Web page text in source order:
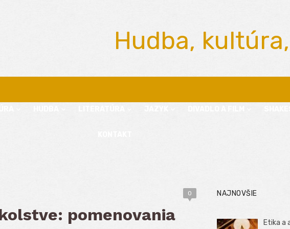
Hudba,
0
pomenovania
NAJNOVŠIE
Etika a